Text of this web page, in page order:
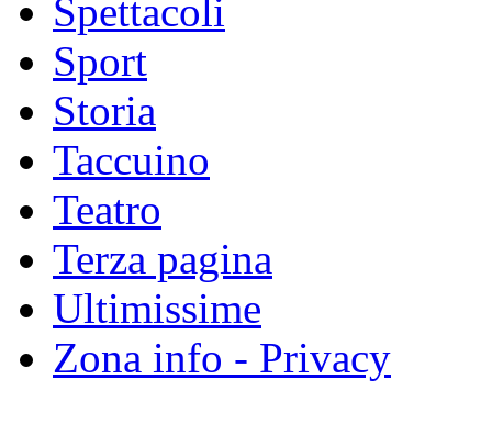
Spettacoli
Sport
Storia
Taccuino
Teatro
Terza pagina
Ultimissime
Zona info - Privacy